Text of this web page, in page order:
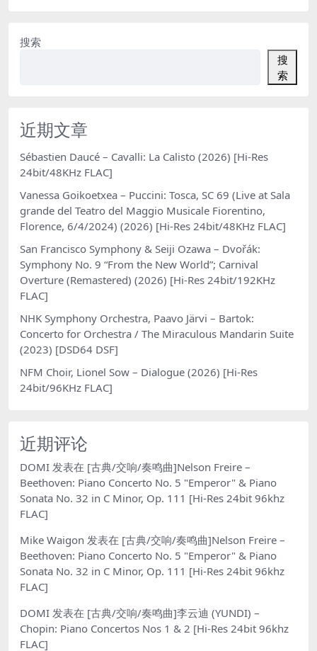
搜索
搜
索
近期文章
Sébastien Daucé – Cavalli: La Calisto (2026) [Hi-Res
24bit/48KHz FLAC]
Vanessa Goikoetxea – Puccini: Tosca, SC 69 (Live at Sala
grande del Teatro del Maggio Musicale Fiorentino,
Florence, 6/4/2024) (2026) [Hi-Res 24bit/48KHz FLAC]
San Francisco Symphony & Seiji Ozawa – Dvořák:
Symphony No. 9 “From the New World”; Carnival
Overture (Remastered) (2026) [Hi-Res 24bit/192KHz
FLAC]
NHK Symphony Orchestra, Paavo Järvi – Bartok:
Concerto for Orchestra / The Miraculous Mandarin Suite
(2023) [DSD64 DSF]
NFM Choir, Lionel Sow – Dialogue (2026) [Hi-Res
24bit/96KHz FLAC]
近期评论
DOMI 发表在 [古典/交响/奏鸣曲]Nelson Freire –
Beethoven: Piano Concerto No. 5 "Emperor" & Piano
Sonata No. 32 in C Minor, Op. 111 [Hi-Res 24bit 96khz
FLAC]
Mike Waigon 发表在 [古典/交响/奏鸣曲]Nelson Freire –
Beethoven: Piano Concerto No. 5 "Emperor" & Piano
Sonata No. 32 in C Minor, Op. 111 [Hi-Res 24bit 96khz
FLAC]
DOMI 发表在 [古典/交响/奏鸣曲]李云迪 (YUNDI) –
Chopin: Piano Concertos Nos 1 & 2 [Hi-Res 24bit 96khz
FLAC]